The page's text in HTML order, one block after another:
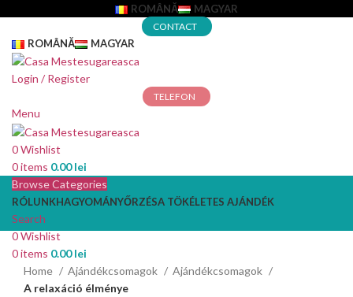
ROMÂNĂ MAGYAR
CONTACT
ROMÂNĂ MAGYAR
Login / Register
TELEFON
Menu
0Wishlist
0items 0.00lei
Browse Categories
RÓLUNKHAGYOMÁNYŐRZÉSA TÖKÉLETES AJÁNDÉK
Search
0Wishlist
0items 0.00lei
Home
Ajándékcsomagok
Ajándékcsomagok
A relaxáció élménye